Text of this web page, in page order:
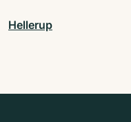
Hellerup